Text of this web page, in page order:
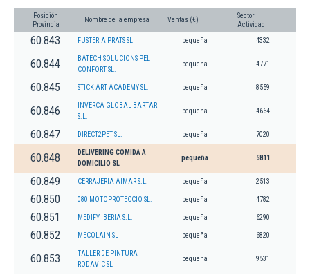
Posición
Provincia
Nombre de la empresa Ventas (€)
Sector
Actividad
60.843 FUSTERIA PRATS SL pequeña 4332
60.844
BATECH SOLUCIONS PEL
CONFORT SL.
pequeña 4771
60.845 STICK ART ACADEMY SL. pequeña 8559
60.846
INVERCA GLOBAL BARTAR
S.L.
pequeña 4664
60.847 DIRECT2PET SL. pequeña 7020
60.848
DELIVERING COMIDA A
DOMICILIO SL
pequeña 5811
60.849 CERRAJERIA AIMAR S.L. pequeña 2513
60.850 080 MOTOPROTECCIO SL. pequeña 4782
60.851 MEDIFY IBERIA S.L. pequeña 6290
60.852 MECOLAIN SL pequeña 6820
60.853
TALLER DE PINTURA
RODAVIC SL
pequeña 9531